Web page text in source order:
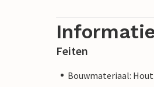
Feiten
Bouwmateriaal: Hout